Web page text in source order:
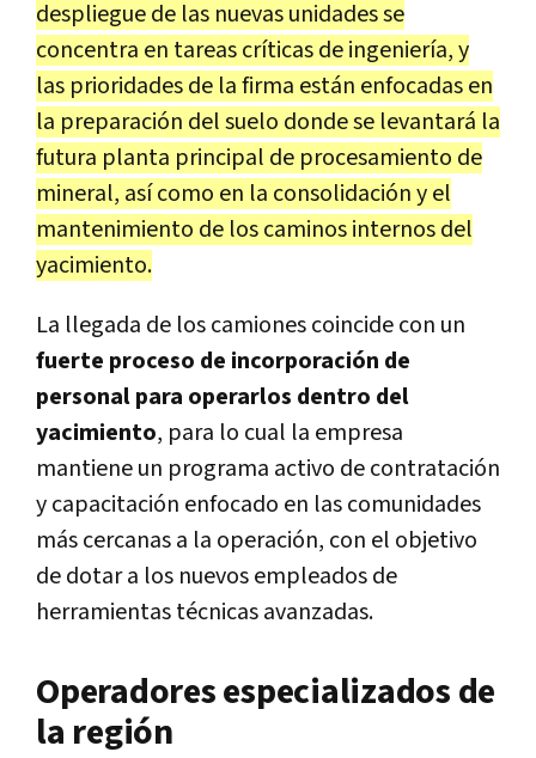
despliegue de las nuevas unidades se
concentra en tareas críticas de ingeniería, y
las prioridades de la firma están enfocadas en
la preparación del suelo donde se levantará la
futura planta principal de procesamiento de
mineral, así como en la consolidación y el
mantenimiento de los caminos internos del
yacimiento.
La llegada de los camiones coincide con un
fuerte proceso de incorporación de
personal para operarlos dentro del
yacimiento, para lo cual la empresa
mantiene un programa activo de contratación
y capacitación enfocado en las comunidades
más cercanas a la operación, con el objetivo
de dotar a los nuevos empleados de
herramientas técnicas avanzadas.
Operadores especializados de
la región